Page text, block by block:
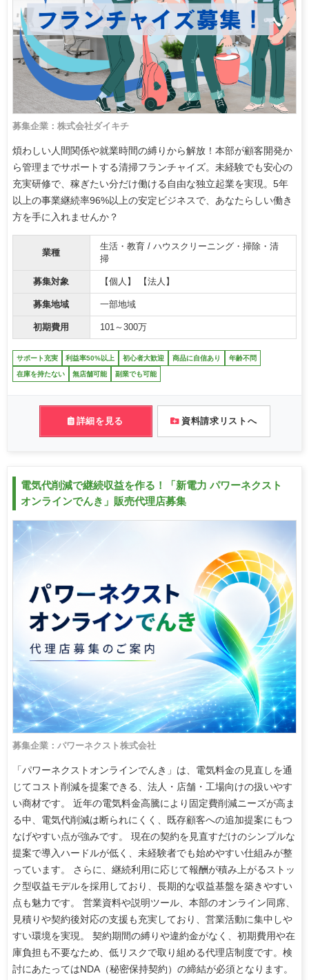
募集企業：株式会社ダイキチ
煩わしい人間関係や就業時間の縛りから解放！本部が顧客開発か
ら管理までサポートする清掃フランチャイズ。未経験でも安心の
充実研修で、稼ぎたい分だけ働ける自由な独立起業を実現。5年
以上の事業継続率96%以上の安定ビジネスで、あなたらしい働き
方を手に入れませんか？
業種
生活・教育 / ハウスクリーニング・掃除・清
掃
募集対象 【個人】 【法人】
募集地域 一部地域
初期費用 101～300万
サポート充実 利益率50%以上 初心者大歓迎 商品に自信あり 年齢不問
在庫を持たない 無店舗可能 副業でも可能
詳細を見る 資料請求リストへ
電気代削減で継続収益を作る！「新電力 パワーネクスト
オンラインでんき」販売代理店募集
募集企業：パワーネクスト株式会社
「パワーネクストオンラインでんき」は、電気料金の見直しを通
じてコスト削減を提案できる、法人・店舗・工場向けの扱いやす
い商材です。 近年の電気料金高騰により固定費削減ニーズが高ま
る中、電気代削減は断られにくく、既存顧客への追加提案にもつ
なげやすい点が強みです。 現在の契約を見直すだけのシンプルな
提案で導入ハードルが低く、未経験者でも始めやすい仕組みが整
っています。 さらに、継続利用に応じて報酬が積み上がるストッ
ク型収益モデルを採用しており、長期的な収益基盤を築きやすい
点も魅力です。 営業資料や説明ツール、本部のオンライン同席、
見積りや契約後対応の支援も充実しており、営業活動に集中しや
すい環境を実現。 契約期間の縛りや違約金がなく、初期費用や在
庫負担も不要なため、低リスクで取り組める代理店制度です。検
討にあたってはNDA（秘密保持契約）の締結が必須となります。